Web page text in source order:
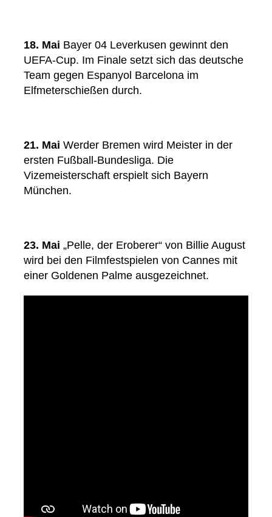
18. Mai Bayer 04 Leverkusen gewinnt den
UEFA-Cup. Im Finale setzt sich das deutsche
Team gegen Espanyol Barcelona im
Elfmeterschießen durch.
21. Mai Werder Bremen wird Meister in der
ersten Fußball-Bundesliga. Die
Vizemeisterschaft erspielt sich Bayern
München.
23. Mai „Pelle, der Eroberer“ von Billie August
wird bei den Filmfestspielen von Cannes mit
einer Goldenen Palme ausgezeichnet.